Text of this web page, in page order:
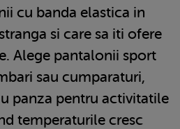
cu banda elastica in
si care sa iti ofere
Alege pantalonii sport
sau cumparaturi,
panza pentru activitatile
temperaturile cresc